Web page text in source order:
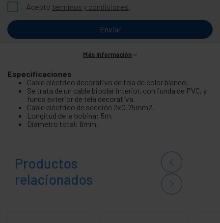
Acepto términos y condiciones.
Enviar
Más información
Especificaciones
Cable eléctrico decorativo de tela de color blanco.
Se trata de un cable bipolar interior, con funda de PVC, y
funda exterior de tela decorativa.
Cable eléctrico de sección 2x0.75mm2.
Longitud de la bobina: 5m.
Diámetro total: 6mm.
Productos
relacionados